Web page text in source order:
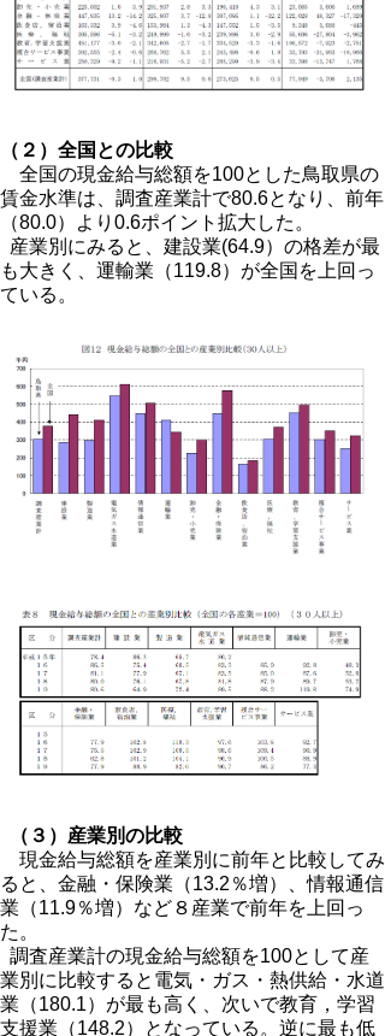
（２）全国との比較
全国の現金給与総額を100とした鳥取県の
賃金水準は、調査産業計で80.6となり、前年
（80.0）より0.6ポイント拡大した。
産業別にみると、建設業(64.9）の格差が最
も大きく、運輸業（119.8）が全国を上回っ
ている。
（３）産業別の比較
現金給与総額を産業別に前年と比較してみ
ると、金融・保険業（13.2％増）、情報通信
業（11.9％増）など８産業で前年を上回っ
た。
調査産業計の現金給与総額を100として産
業別に比較すると電気・ガス・熱供給・水道
業（180.1）が最も高く、次いで教育，学習
支援業（148.2）となっている。逆に最も低